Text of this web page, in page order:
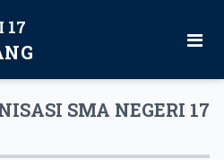
17
SMA NEGERI 17